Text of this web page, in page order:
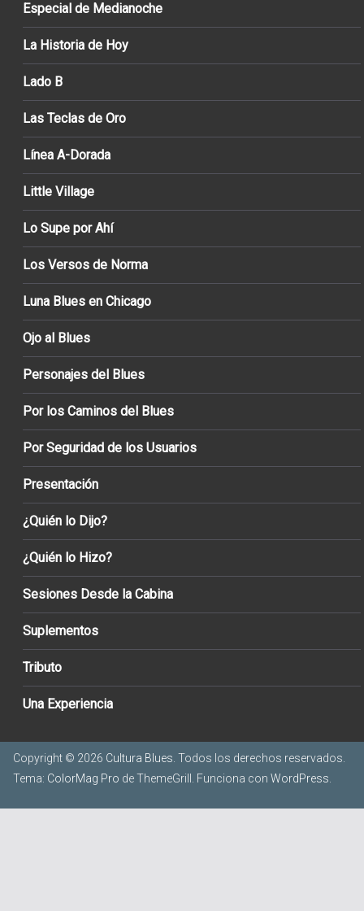
Especial de Medianoche
La Historia de Hoy
Lado B
Las Teclas de Oro
Línea A-Dorada
Little Village
Lo Supe por Ahí
Los Versos de Norma
Luna Blues en Chicago
Ojo al Blues
Personajes del Blues
Por los Caminos del Blues
Por Seguridad de los Usuarios
Presentación
¿Quién lo Dijo?
¿Quién lo Hizo?
Sesiones Desde la Cabina
Suplementos
Tributo
Una Experiencia
Copyright © 2026 Cultura Blues . Todos los derechos reservados.
Tema: ColorMag Pro de ThemeGrill. Funciona con WordPress